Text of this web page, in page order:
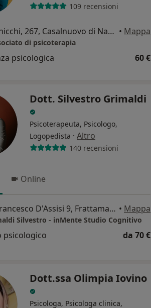
109 recensioni
Via A. Virnicchi, 267, Casalnuovo di Napoli • Mappa
di psicoterapia
psicologica 60 €
Dott. Silvestro Grimaldi
Psicoterapeuta, Psicologo,
Logopedista · Altro
140 recensioni
Online
Via San Francesco D'Assisi 9, Frattamaggiore • Mappa
Silvestro - inMente Studio Cognitivo
psicologico da 70 €
Dott.ssa Olimpia Iovino
Psicologa, Psicologa clinica,